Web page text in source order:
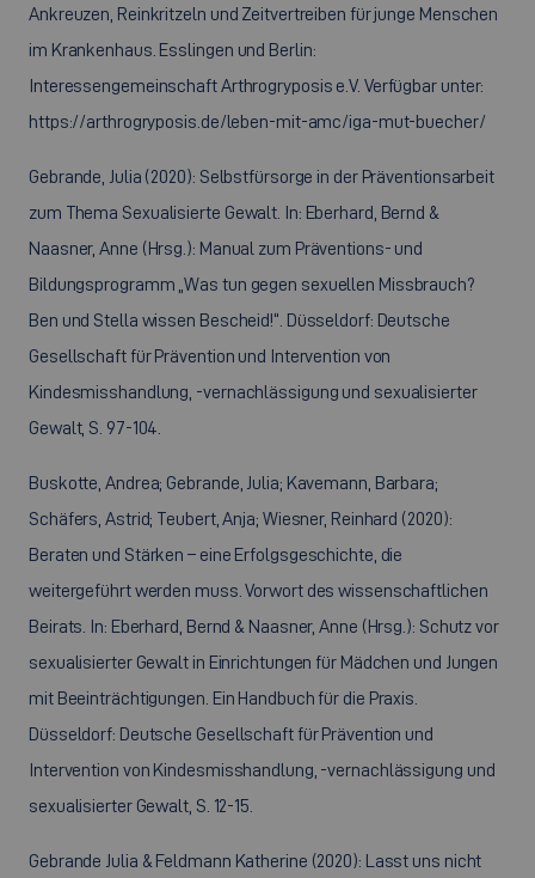
Ankreuzen, Reinkritzeln und Zeitvertreiben für junge Menschen
im Krankenhaus. Esslingen und Berlin:
Interessengemeinschaft Arthrogryposis e.V. Verfügbar unter:
https://arthrogryposis.de/leben-mit-amc/iga-mut-buecher/
Gebrande, Julia (2020): Selbstfürsorge in der Präventionsarbeit
zum Thema Sexualisierte Gewalt. In: Eberhard, Bernd &
Naasner, Anne (Hrsg.): Manual zum Präventions- und
Bildungsprogramm „Was tun gegen sexuellen Missbrauch?
Ben und Stella wissen Bescheid!“. Düsseldorf: Deutsche
Gesellschaft für Prävention und Intervention von
Kindesmisshandlung, -vernachlässigung und sexualisierter
Gewalt, S. 97-104.
Buskotte, Andrea; Gebrande, Julia; Kavemann, Barbara;
Schäfers, Astrid; Teubert, Anja; Wiesner, Reinhard (2020):
Beraten und Stärken – eine Erfolgsgeschichte, die
weitergeführt werden muss. Vorwort des wissenschaftlichen
Beirats. In: Eberhard, Bernd & Naasner, Anne (Hrsg.): Schutz vor
sexualisierter Gewalt in Einrichtungen für Mädchen und Jungen
mit Beeinträchtigungen. Ein Handbuch für die Praxis.
Düsseldorf: Deutsche Gesellschaft für Prävention und
Intervention von Kindesmisshandlung, -vernachlässigung und
sexualisierter Gewalt, S. 12-15.
Gebrande Julia & Feldmann Katherine (2020): Lasst uns nicht